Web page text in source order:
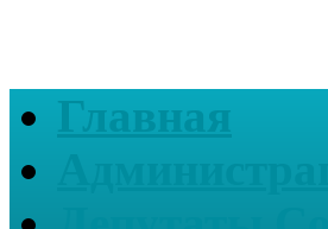
Главная